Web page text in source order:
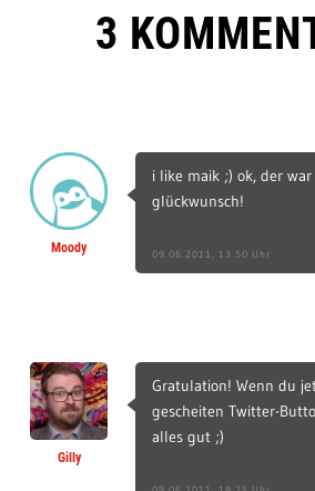
3
Moody
i like maik ;) ok, der
glückwunsch!
09.06.2011, 13:50 Uhr
Gilly
Gratulation! Wenn du
gescheiten Twitter-
alles gut ;)